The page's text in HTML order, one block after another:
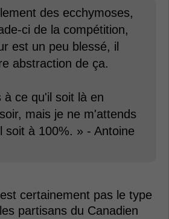
des ecchymoses,
ci de la compétition,
est un peu blessé, il
abstraction de ça.
à ce qu'il soit là en
mais je ne m'attends
soit à 100%. » - Antoine
certainement pas le type
partisans du Canadien